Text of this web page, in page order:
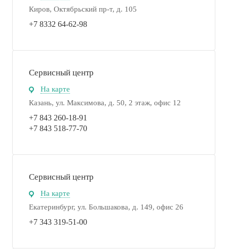
Киров, Октябрьский пр-т, д. 105
+7 8332 64-62-98
Сервисный центр
На карте
Казань​​​, ул. Максимова, д. 50, 2 этаж, офис 12
+7 843 260-18-91
+7 843 518-77-70
Сервисный центр
На карте
Екатеринбург, ул. Большакова, д. 149, офис 26
+7 343 319-51-00